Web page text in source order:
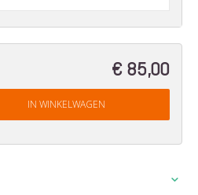
€ 85,00
IN WINKELWAGEN